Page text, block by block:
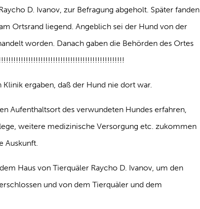
D. Ivanov, zur Befragung abgeholt. Später fanden
Ortsrand liegend. Angeblich sei der Hund von der
worden. Danach gaben die Behörden des Ortes
ergaben, daß der Hund nie dort war.
Aufenthaltsort des verwundeten Hundes erfahren,
weitere medizinische Versorgung etc. zukommen
Auskunft.
Haus von Tierquäler Raycho D. Ivanov, um den
und von dem Tierquäler und dem